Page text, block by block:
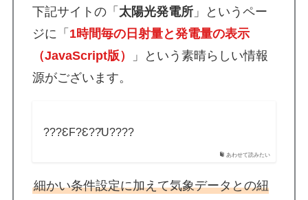
下記サイトの「 太陽光発電所」というペー
ジに「 1時間毎の日射量と発電量の表示
（JavaScript版）
」という素晴らしい情報
源がございます。
あわせて読みたい
???ƐF?Ɛ??̎U????
細かい条件設定に加えて気象データとの紐